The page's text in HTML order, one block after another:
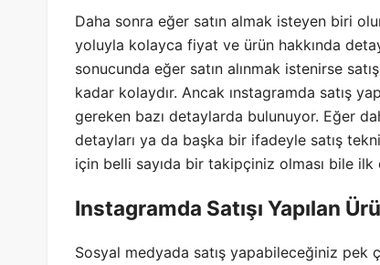
Daha sonra eğer satın almak isteyen biri
yoluyla kolayca fiyat ve ürün hakkında
sonucunda eğer satın alınmak istenirse
kadar kolaydır. Ancak ınstagramda satış
gereken bazı detaylarda bulunuyor. Eğer
detayları ya da başka bir ifadeyle satış
için belli sayıda bir takipçiniz olması bile
Instagramda Satışı Yapılan
Sosyal medyada satış yapabileceğiniz pek